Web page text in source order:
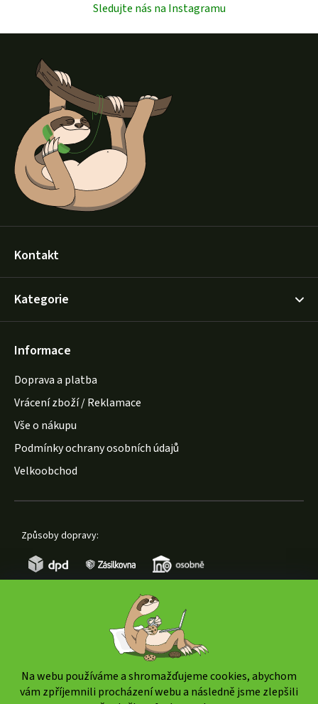
Na webu používáme a shromažďujeme cookies, abychom
vám zpříjemnili procházení webu a následně jsme zlepšili
Sledujte nás na Instagramu
Kontakt
Kategorie
Informace
Doprava a platba
Vrácení zboží / Reklamace
Vše o nákupu
Podmínky ochrany osobních údajů
Velkoobchod
Způsoby dopravy: